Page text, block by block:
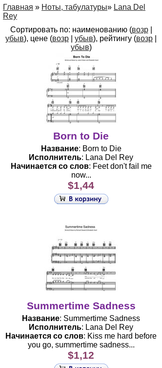
Главная » Ноты, табулатуры» Lana Del
Rey
Сортировать по: наименованию (возр|
убыв), цене (возр убыв), рейтингу (возр
убыв)
Born to Die
Название: Born to Die
Исполнитель: Lana Del Rey
Начинается со слов: Feet don't fail me
now...
$1,44
Summertime Sadness
Название: Summertime Sadness
Исполнитель: Lana Del Rey
Начинается со слов: Kiss me hard before
you go, summertime sadness...
$1,12